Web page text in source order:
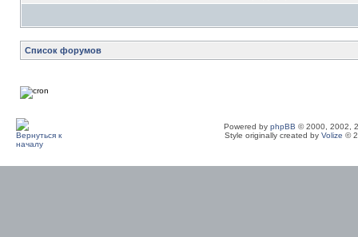
Список форумов
Powered by phpBB © 2000, 2002,
Style originally created by Volize ©